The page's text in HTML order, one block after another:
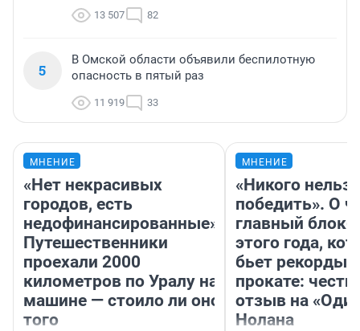
13 507 82
5
В Омской области объявили беспилотную
опасность в пятый раз
11 919 33
МНЕНИЕ
«Нет некрасивых
городов, есть
недофинансированные».
Путешественники
проехали 2000
километров по Уралу на
машине — стоило ли оно
того
МНЕНИЕ
«Никого нельзя
победить». О
главный
этого года,
бьет рекорды в
прокате:
отзыв на
Нолана